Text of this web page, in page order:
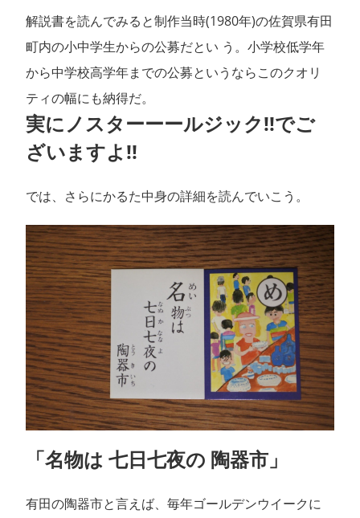
解説書を読んでみると制作当時(1980年)の佐賀県有田
町内の小中学生からの公募だとい う。小学校低学年
から中学校高学年までの公募というならこのクオリ
ティの幅にも納得だ。
実にノスターーールジック!!でご
ざいますよ!!
では、さらにかるた中身の詳細を読んでいこう。
「名物は 七日七夜の 陶器市」
有田の陶器市と言えば、毎年ゴールデンウイークに